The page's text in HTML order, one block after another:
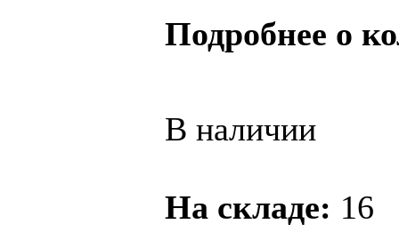
Подробнее о
В наличии
На складе: 16